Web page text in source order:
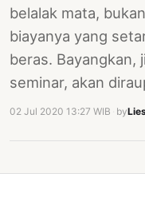
belalak mata,
biayanya yang
beras. Bayangkan,
seminar, akan
02 Jul 2020 13:27 WIB by